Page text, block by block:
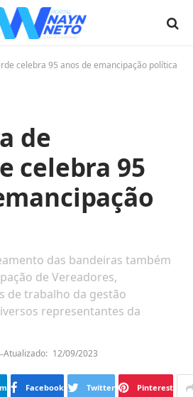
celebra 95 anos de emancipação política
de
celebra 95
das bandeiras também
de Vereadores,
de trabalho da gestão
representantes da
Atualizado: 12/09/2023
Facebook Twitter Pinterest